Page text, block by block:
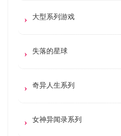
大型系列游戏
失落的星球
奇异人生系列
女神异闻录系列